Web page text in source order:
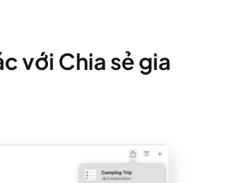
với Chia sẻ gia